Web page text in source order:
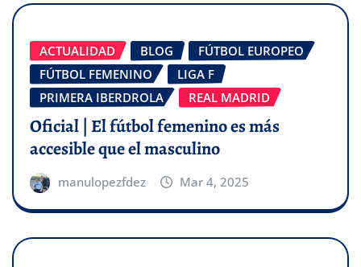
ACTUALIDAD BLOG
FÚTBOL EUROPEO
FÚTBOL FEMENINO
LIGA F
PRIMERA IBERDROLA
REAL MADRID
Oficial | El fútbol femenino es más
accesible que el masculino
manulopezfdez Mar 4, 2025